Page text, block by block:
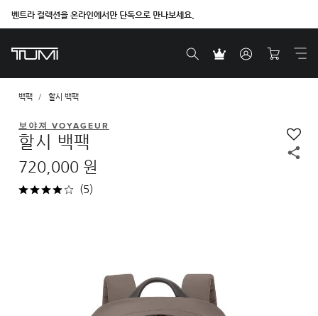
벤트라 컬렉션을 온라인에서만 단독으로 만나보세요.
백팩 할시 백팩
보야져 VOYAGEUR
할시 백팩
720,000 원
(5)